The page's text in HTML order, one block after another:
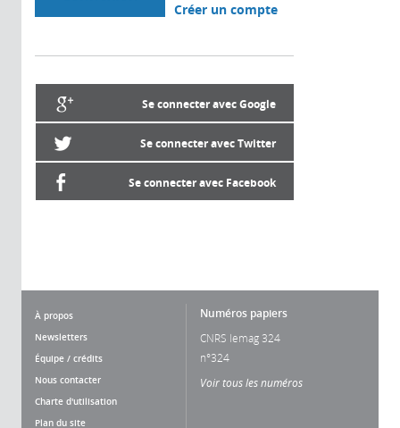
Créer un compte
Se connecter avec Google
Se connecter avec Twitter
Se connecter avec Facebook
À propos
Newsletters
Équipe / crédits
Nous contacter
Charte d'utilisation
Plan du site
Numéros papiers
CNRS lemag 324
n°324
Voir tous les numéros